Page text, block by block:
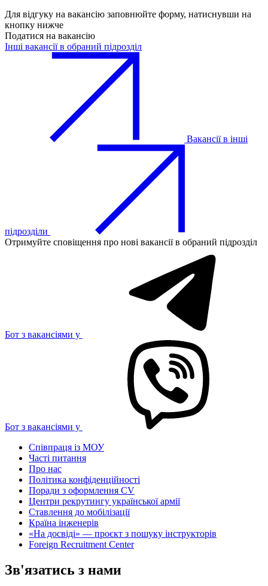
Для відгуку на вакансію заповнюйте форму, натиснувши на
кнопку нижче
Податися на вакансію
Інші вакансії в обраний підрозділ
Вакансії в інші
підрозділи
Отримуйте сповіщення про нові вакансії в обраний підрозділ
Бот з вакансіями у
Бот з вакансіями у
Співпраця із МОУ
Часті питання
Про нас
Політика конфіденційності
Поради з оформлення CV
Центри рекрутингу української армії
Ставлення до мобілізації
Країна інженерів
«На досвіді» — проєкт з пошуку інструкторів
Foreign Recruitment Center
Зв'язатись з нами